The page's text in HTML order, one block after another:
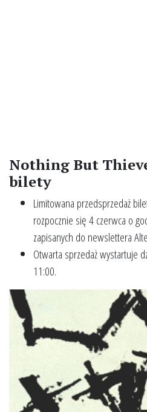
Nothing But
bilety
Limitowana przedsprzedaż
rozpocznie się 4 czerwca o
zapisanych do newslettera
Otwarta sprzedaż wystartuje
11:00.